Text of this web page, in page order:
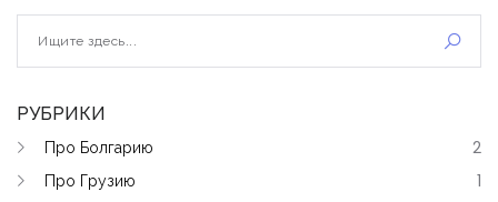
РУБРИКИ
Про Болгарию
2
Про Грузию
1